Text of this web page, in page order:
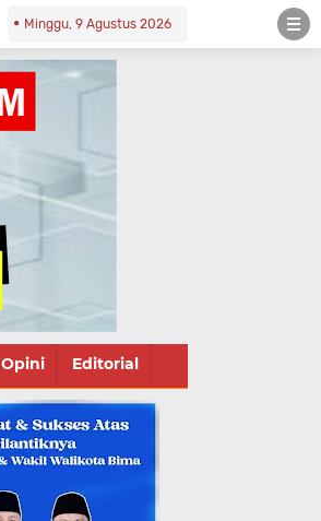
Minggu, 9 Agustus 2026
Opini Editorial